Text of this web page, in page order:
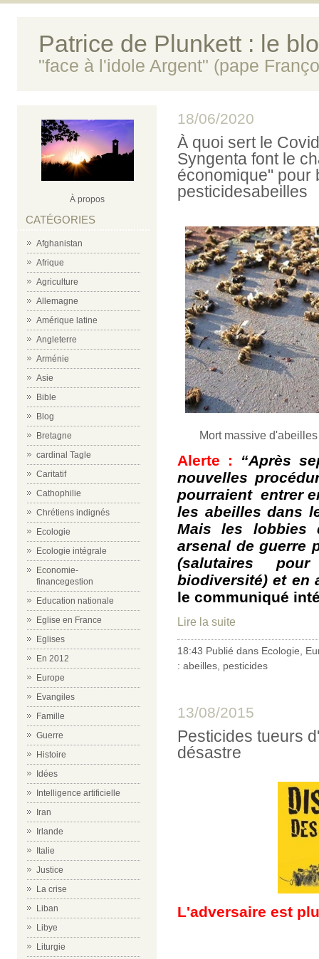
Patrice de Plunkett : le
"face à l'idole Argent" (pape
À propos
CATÉGORIES
Afghanistan
Afrique
Agriculture
Allemagne
Amérique latine
Angleterre
Arménie
Asie
Bible
Blog
Bretagne
cardinal Tagle
Caritatif
Cathophilie
Chrétiens indignés
Ecologie
Ecologie intégrale
Economie-
financegestion
Education nationale
Eglise en France
Eglises
En 2012
Europe
Evangiles
Famille
Guerre
Histoire
Idées
Intelligence artificielle
Iran
Irlande
Italie
Justice
La crise
Liban
Libye
Liturgie
18/06/2020
À quoi sert le
Syngenta font le
économique" pour
pesticidesabeilles
Mort massive
Alerte :
“Après
nouvelles
pourraient entrer
les abeilles dans
Mais les lobbies
arsenal de guerre
(salutaires
biodiversité) et en
le communiqué
Lire la suite
18:43 Publié dans Ecologie
: abeilles pesticides
13/08/2015
Pesticides tueurs
désastre
L'adversaire est